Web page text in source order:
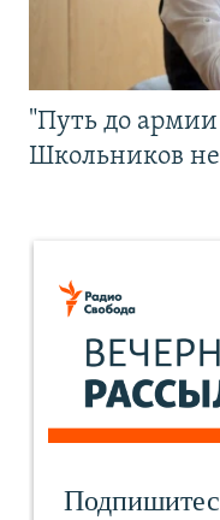
"Путь до
Школьников не